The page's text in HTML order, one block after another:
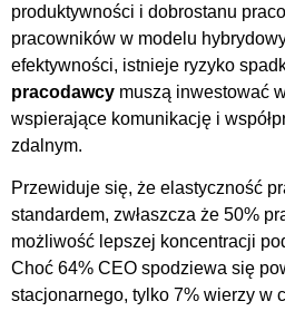
produktywności i dobrostanu
pracowników w modelu
efektywności, istnieje ryzyko
pracodawcy muszą inwestować
wspierające komunikację i
zdalnym.
Przewiduje się, że elastyczność
standardem, zwłaszcza że 50%
możliwość lepszej koncentracji
Choć 64% CEO spodziewa się
stacjonarnego, tylko 7% wierzy w